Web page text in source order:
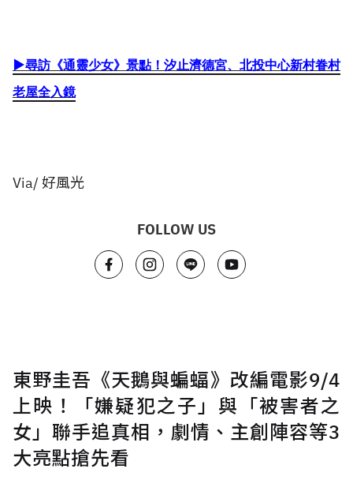
▶尋訪《通靈少女》景點！汐止濟德宮、北投中心新村眷村
老屋全入鏡
Via/ 好風光
FOLLOW US
東野圭吾《天鵝與蝙蝠》改編電影9/4
上映！「嫌疑犯之子」與「被害者之
女」聯手追真相，劇情、主創陣容等3
大亮點搶先看